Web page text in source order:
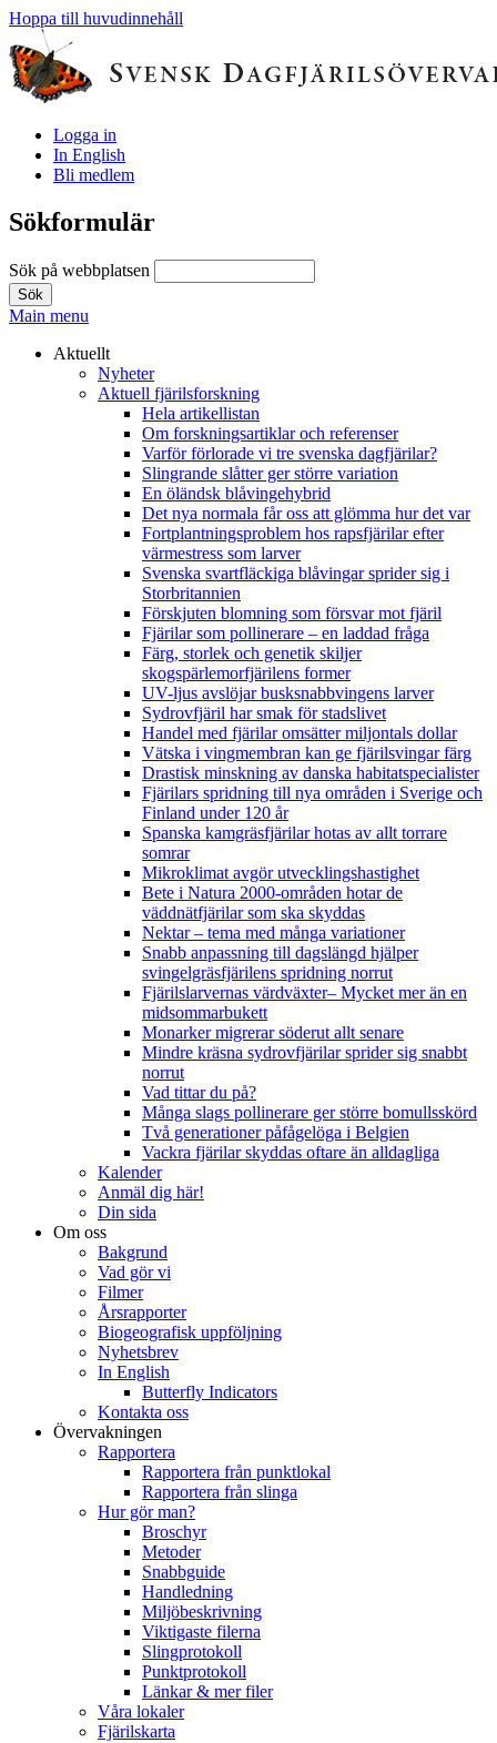
Hoppa till huvudinnehåll
Logga in
In English
Bli medlem
Sökformulär
Sök på webbplatsen
Main menu
Aktuellt
Nyheter
Aktuell fjärilsforskning
Hela artikellistan
Om forskningsartiklar och referenser
Varför förlorade vi tre svenska dagfjärilar?
Slingrande slåtter ger större variation
En öländsk blåvingehybrid
Det nya normala får oss att glömma hur det var
Fortplantningsproblem hos rapsfjärilar efter
värmestress som larver
Svenska svartfläckiga blåvingar sprider sig i
Storbritannien
Förskjuten blomning som försvar mot fjäril
Fjärilar som pollinerare – en laddad fråga
Färg, storlek och genetik skiljer
skogspärlemorfjärilens former
UV-ljus avslöjar busksnabbvingens larver
Sydrovfjäril har smak för stadslivet
Handel med fjärilar omsätter miljontals dollar
Vätska i vingmembran kan ge fjärilsvingar färg
Drastisk minskning av danska habitatspecialister
Fjärilars spridning till nya områden i Sverige och
Finland under 120 år
Spanska kamgräsfjärilar hotas av allt torrare
somrar
Mikroklimat avgör utvecklingshastighet
Bete i Natura 2000-områden hotar de
väddnätfjärilar som ska skyddas
Nektar – tema med många variationer
Snabb anpassning till dagslängd hjälper
svingelgräsfjärilens spridning norrut
Fjärilslarvernas värdväxter– Mycket mer än en
midsommarbukett
Monarker migrerar söderut allt senare
Mindre kräsna sydrovfjärilar sprider sig snabbt
norrut
Vad tittar du på?
Många slags pollinerare ger större bomullsskörd
Två generationer påfågelöga i Belgien
Vackra fjärilar skyddas oftare än alldagliga
Kalender
Anmäl dig här!
Din sida
Om oss
Bakgrund
Vad gör vi
Filmer
Årsrapporter
Biogeografisk uppföljning
Nyhetsbrev
In English
Butterfly Indicators
Kontakta oss
Övervakningen
Rapportera
Rapportera från punktlokal
Rapportera från slinga
Hur gör man?
Broschyr
Metoder
Snabbguide
Handledning
Miljöbeskrivning
Viktigaste filerna
Slingprotokoll
Punktprotokoll
Länkar & mer filer
Våra lokaler
Fjärilskarta